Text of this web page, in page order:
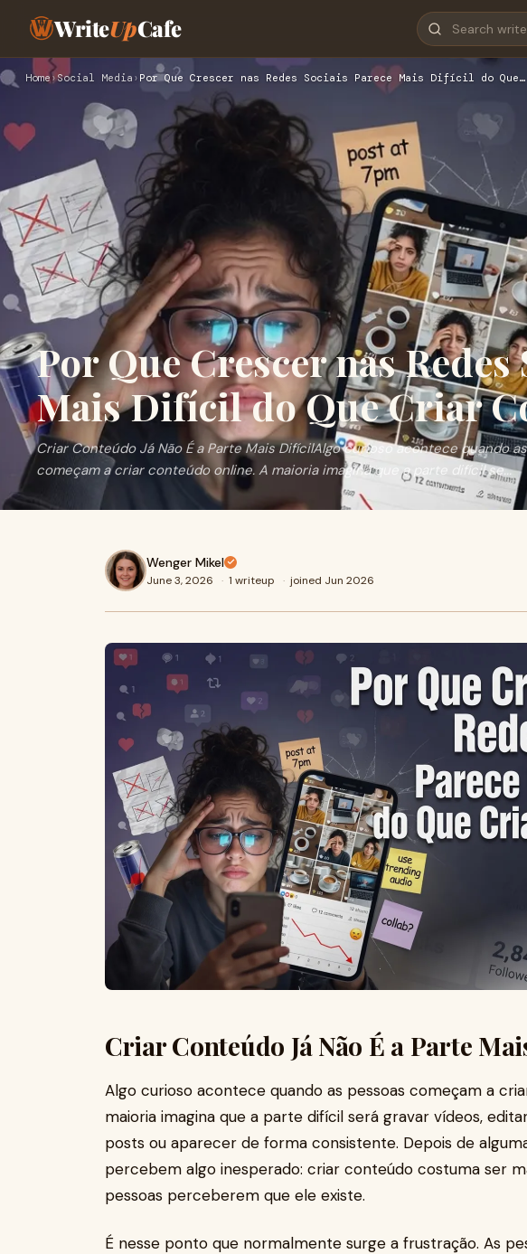
WriteUpCafe
Home›Social Media › Por Que Crescer nas Redes Sociais Parece Mais Difícil do Que…
Por Que Crescer nas Redes
Mais Difícil do Que Criar
Criar Conteúdo Já Não É a Parte Mais DifícilAlgo curioso acontece quando
começam a criar conteúdo online. A maioria imagina que a parte difícil se...
Wenger Mikel
June 3, 2026 · 1 writeup · joined Jun 2026
Criar Conteúdo Já Não É a Parte
Algo curioso acontece quando as pessoas começam a
maioria imagina que a parte difícil será gravar vídeos,
posts ou aparecer de forma consistente. Depois de
percebem algo inesperado: criar conteúdo costuma ser
pessoas perceberem que ele existe.
É nesse ponto que normalmente surge a frustração. As